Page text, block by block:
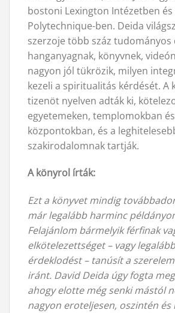
bostoni Lexington Intézetben és
Polytechnique-ben. Deida
szerzoje több száz tudományos
hanganyagnak, könyvnek,
nagyon jól tükrözik, milyen
kezeli a spiritualitás kérdését. A
tizenöt nyelven adták ki,
egyetemeken, templomokban
központokban, és a
szakirodalomnak tartják.
A könyrol írták:
Ezt a könyvet mindig
már legalább harminc
Felajánlom bármelyik férfinak
elkötelezettséget – vagy
érdeklodést – tanúsít a
iránt. David Deida úgy fogta
ahogy elotte még senki mástól
nagyon eroteljesen, oszintén és